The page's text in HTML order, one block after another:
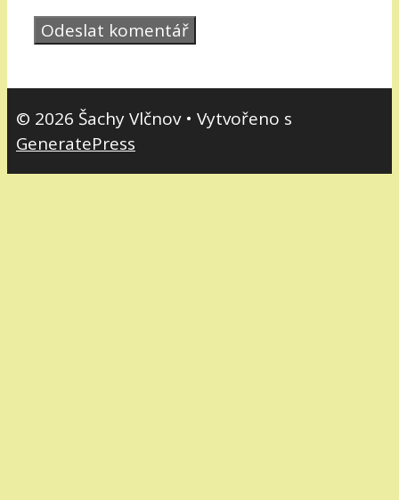
© 2026 Šachy Vlčnov• Vytvořeno s
GeneratePress